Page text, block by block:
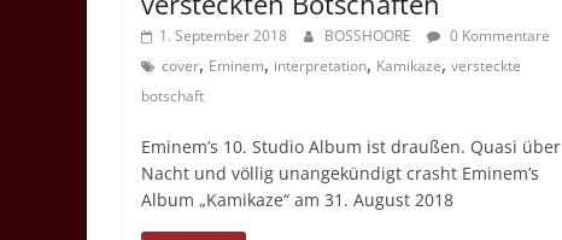
1. September 2018 BOSSHOORE
0 Kommentare
cover, Eminem, interpretation, Kamikaze, versteckte
botschaft
Eminem’s 10. Studio Album ist draußen. Quasi über
Nacht und völlig unangekündigt crasht Eminem’s
Album „Kamikaze“ am 31. August 2018